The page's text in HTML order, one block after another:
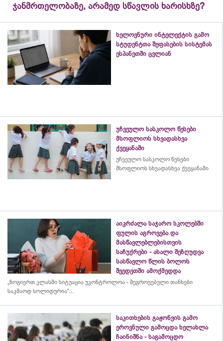
ჯანმრთელობაზე, არამედ სწავლის ხარისხზე?
ხელოვნური ინტელექტის გამო
სტუდენტთა შეფასების სისტემას
ესპანეთში ცვლიან
უჩვეულო სასკოლო წესები
მსოფლიოს სხვადასხვა
ქვეყანაში
უჩვეულო სასკოლო წესები
მსოფლიოს სხვადასხვა ქვეყანაში
აიკრძალა საჯარო სკოლებში
ფულის აგროვება და
მასწავლებლებისთვის
საჩუქრები - ახალი შეზღუდვა
სასწავლო წლის ბოლოს
შვედეთში ამოქმედდა
„ზოგიერთ კლასში სიტუაცია უკონტროლოა - შეგროვებული თანხები
საკმაოდ სოლიდურია“...
საკითხების გაჟონვის გამო
ეროვნული გამოცდა ხელახლა
ჩაინიშნა - საგამოცდო